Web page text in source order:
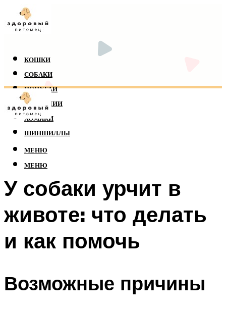
КОШКИ
СОБАКИ
ПОПУГАИ
РЕПТИЛИИ
ХОМЯКИ
ШИНШИЛЛЫ
МЕНЮ
МЕНЮ
У собаки урчит в
животе: что делать
и как помочь
Возможные причины